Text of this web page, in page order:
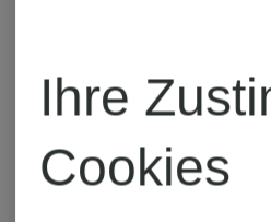
FTC
Cashmere
Ihre
Cookies